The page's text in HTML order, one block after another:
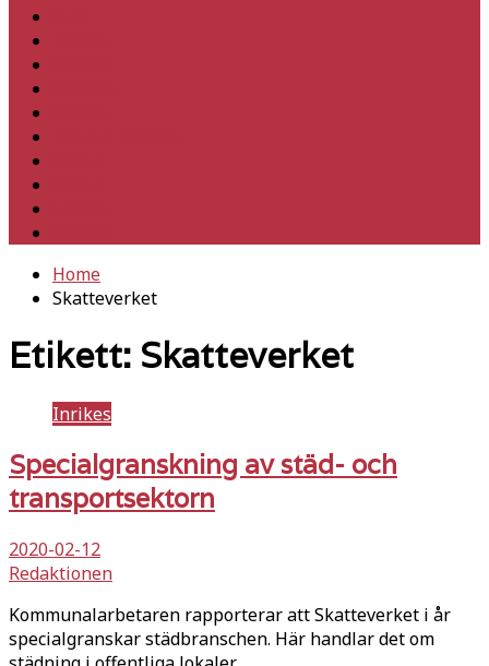
Home
Skatteverket
Etikett: Skatteverket
Inrikes
Specialgranskning av städ- och
transportsektorn
2020-02-12
Redaktionen
Kommunalarbetaren rapporterar att Skatteverket i år
specialgranskar städbranschen. Här handlar det om